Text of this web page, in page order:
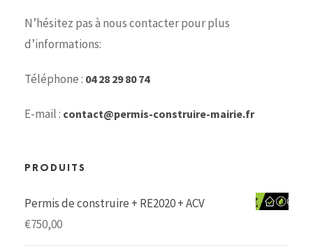
N’hésitez pas à nous contacter pour plus
d’informations:
Téléphone : 04 28 29 80 74
E-mail : contact@permis-construire-mairie.fr
PRODUITS
Permis de construire + RE2020 + ACV
€750,00